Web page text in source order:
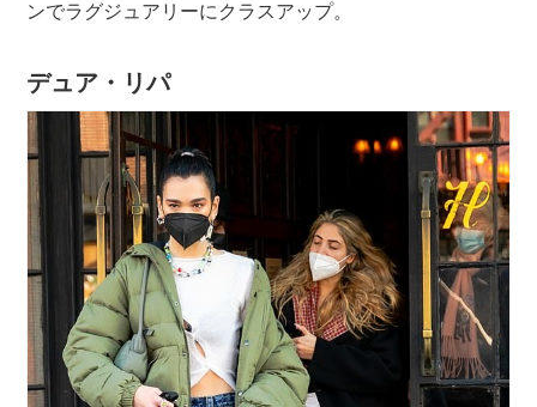
ンでラグジュアリーにクラスアップ。
デュア・リパ